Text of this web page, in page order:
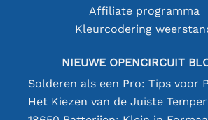
Affiliate programma
Kleurcodering
NIEUWE OPENCIRCUIT